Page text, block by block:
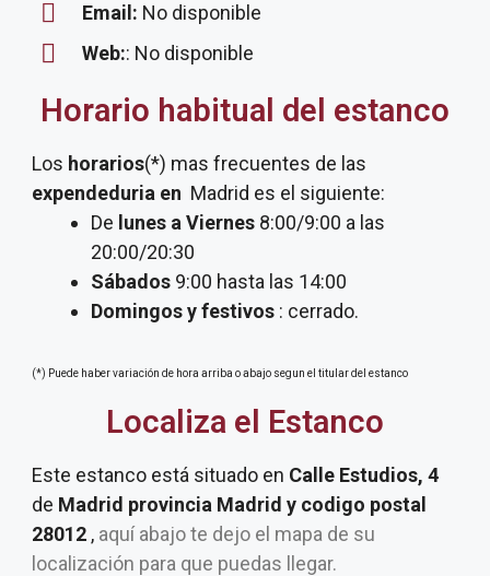
Email: No disponible
Web:: No disponible
Horario habitual del estanco
Los horarios(*) mas frecuentes de las
expendeduria en Madrid es el siguiente:
De lunes a Viernes 8:00/9:00 a las
20:00/20:30
Sábados 9:00 hasta las 14:00
Domingos y festivos : cerrado.
(*) Puede haber variación de hora arriba o abajo segun el titular del estanco
Localiza el Estanco
Este estanco está situado en Calle Estudios, 4
de Madrid provincia Madrid y codigo postal
28012 , aquí abajo te dejo el mapa de su
localización para que puedas llegar.